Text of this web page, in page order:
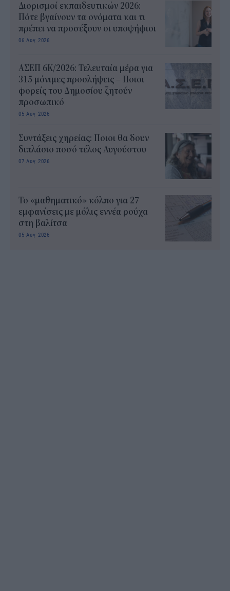
Διορισμοί εκπαιδευτικών 2026:
Πότε βγαίνουν τα ονόματα και τι
πρέπει να προσέξουν οι υποψήφιοι
06 Αυγ 2026
ΑΣΕΠ 6Κ/2026: Τελευταία μέρα για
315 μόνιμες προσλήψεις – Ποιοι
φορείς του Δημοσίου ζητούν
προσωπικό
05 Αυγ 2026
Συντάξεις χηρείας: Ποιοι θα δουν
διπλάσιο ποσό τέλος Αυγούστου
07 Αυγ 2026
Το «μαθηματικό» κόλπο για 27
εμφανίσεις με μόλις εννέα ρούχα
στη βαλίτσα
05 Αυγ 2026